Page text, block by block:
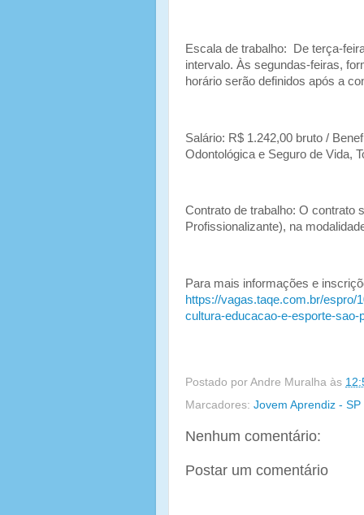
Escala de trabalho: De terça-
intervalo. Às segundas-feiras,
horário serão definidos após a
Salário: R$ 1.242,00 bruto /
Odontológica e Seguro de Vida,
Contrato de trabalho: O contrato
Profissionalizante), na
Para mais informações e
https://vagas.taqe.com.br/espro/
cultura-educacao-e-esporte-sao-
Postado por Andre Muralha às
Marcadores: Jovem Aprendiz - SP
Nenhum comentário:
Postar um comentário